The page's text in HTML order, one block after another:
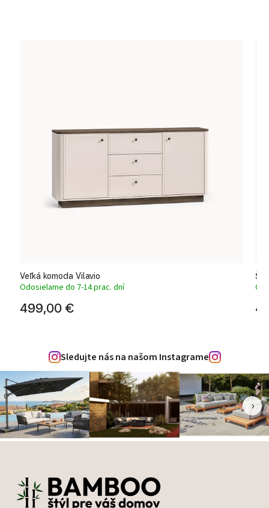
Veľká komoda Vilavio
Odosielame do 7-14 prac. dní
499,00 €
Sledujte nás na našom Instagrame
‹ ›